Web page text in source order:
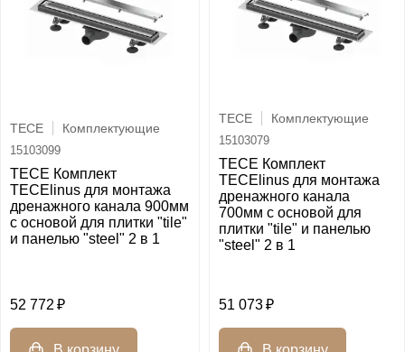
TECE Комплектующие
15103099
TECE Комплект
TECElinus для монтажа
дренажного канала 900мм
с основой для плитки "tile"
и панелью "steel" 2 в 1
52 772
TECE Комплектующие
15103079
TECE Комплект
TECElinus для монтажа
дренажного канала
700мм с основой для
плитки "tile" и панелью
"steel" 2 в 1
51 073